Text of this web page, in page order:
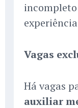
Vagas
Há vagas
auxiliar